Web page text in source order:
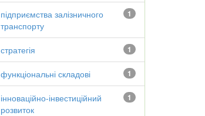
1
підприємства залізничного
транспорту
1
стратегія
1
функціональні складові
1
інноваційно-інвестиційний
розвиток